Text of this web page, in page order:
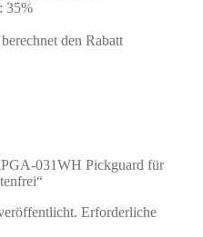
35%
den Rabatt
031WH Pickguard für
Erforderliche